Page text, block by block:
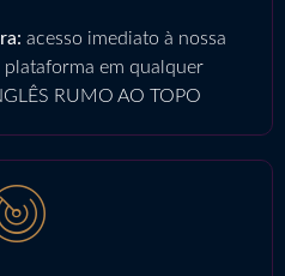
acesso imediato à nossa
plataforma em qualquer
RUMO AO TOPO